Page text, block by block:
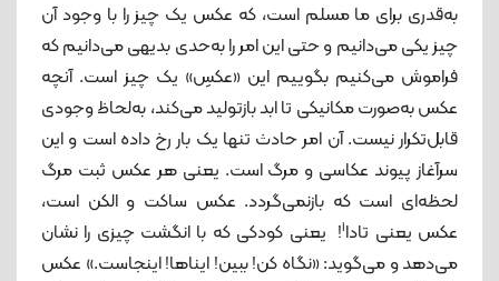
به‌قدری برای ما مسلم است، که عکس یک چیز را با وجود آن
چیز یکی می‌دانیم و حتی این امر را به‌حدی بدیهی می‌دانیم که
فراموش می‌کنیم بگوییم این «عکسِ» یک چیز است. آنچه
عکس به‌صورت مکانیکی تا ابد بازتولید می‌کند، به‌لحاظ وجودی
قابل‌تکرار نیست. آن امر حادث تنها یک ‌بار رخ داده است و این
سرآغاز پیوند عکاسی و مرگ است. یعنی هر عکس ثبت مرگ
لحظه‌ای است که بازنمی‌گردد. عکس ساکت و الکن است،
عکس یعنی تادا1! یعنی کودکی که با انگشت چیزی را نشان
می‌دهد و می‌گوید: «نگاه کن! ببین! ایناها! اینجاست.» عکس